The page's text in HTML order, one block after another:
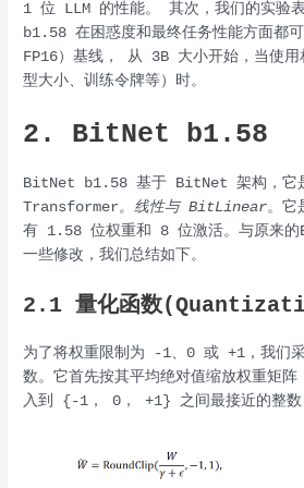
1 位 LLM 的性能。 其次，我们的实验
b1.58 在困惑度和最终任务性能方面都
FP16）基线， 从 3B 大小开始，当使用
型大小、训练令牌等）时。
2. BitNet b1.58
BitNet b1.58 基于 BitNet 架构，它
Transformer。线性与 BitLinear。它
有 1.58 位权重和 8 位激活。与原来的
一些修改，我们总结如下。
2.1 量化函数
为了将权重限制为 -1、0 或 +1，我们
数。它首先按其平均绝对值缩放权重矩阵
入到 {-1， 0， +1} 之间最接近的整数